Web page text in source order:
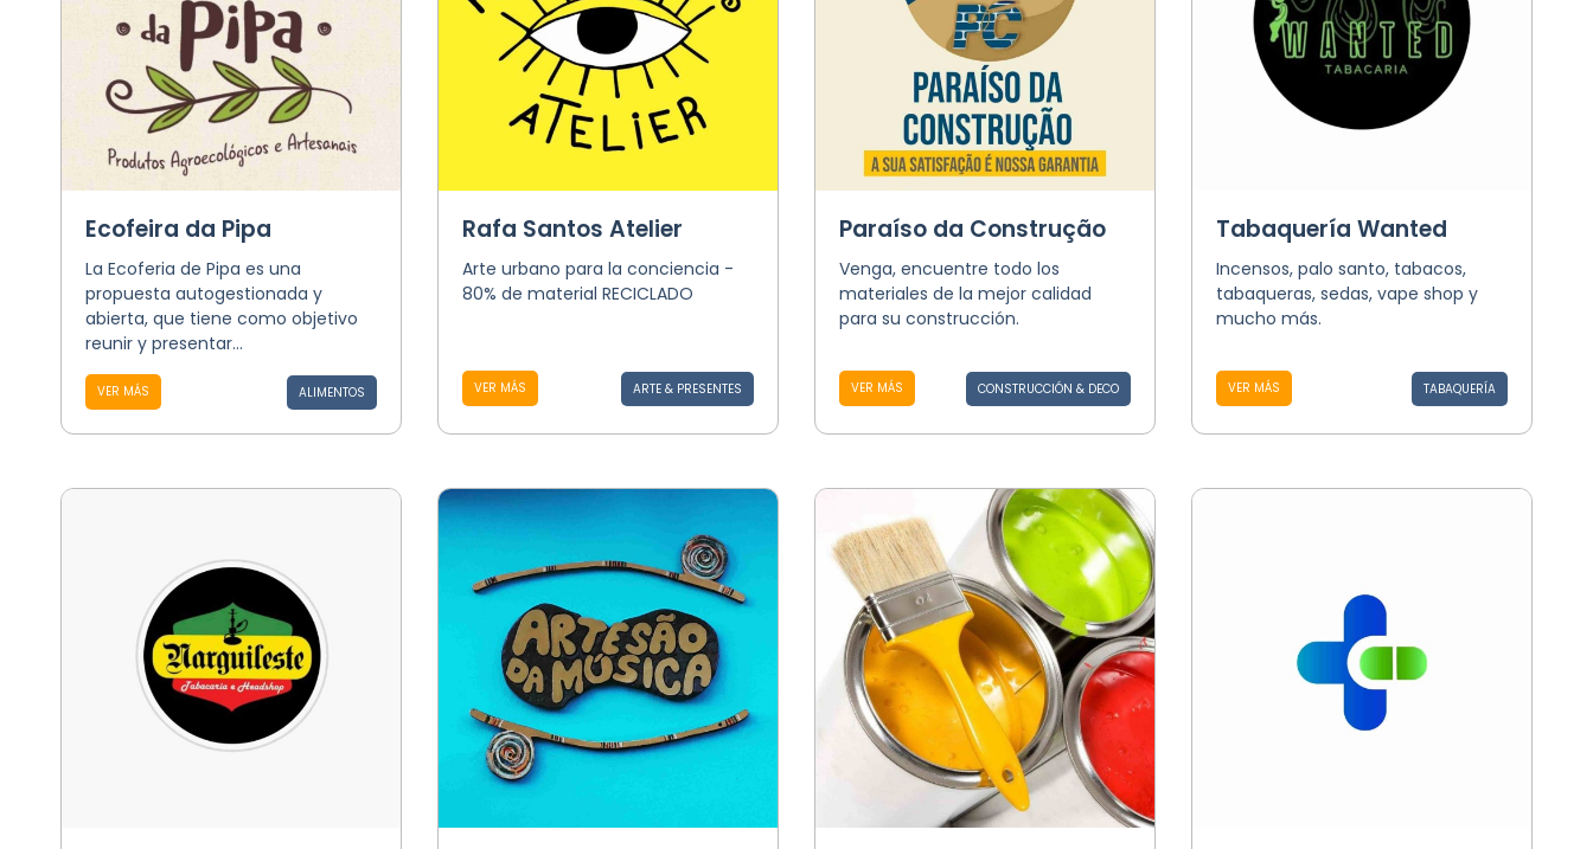
Ecofeira da Pipa
La Ecoferia de Pipa es una
propuesta autogestionada y
abierta, que tiene como objetivo
reunir y presentar...
VER MÁS ALIMENTOS
Rafa Santos Atelier
Arte urbano para la conciencia -
80% de material RECICLADO
VER MÁS ARTE & PRESENTES
Paraíso da Construção
Venga, encuentre todo los
materiales de la mejor calidad
para su construcción.
VER MÁS CONSTRUCCIÓN & DECO
Tabaquería Wanted
Incensos, palo santo, tabacos,
tabaqueras, sedas, vape shop y
mucho más.
VER MÁS TABAQUERÍA